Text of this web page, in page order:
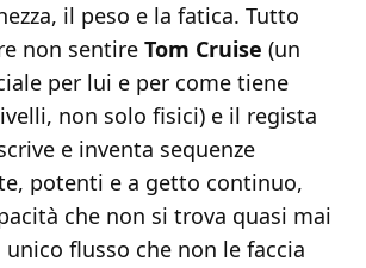
il peso e la fatica. Tutto
non sentire Tom Cruise (un
per lui e per come tiene
non solo fisici) e il regista
e inventa sequenze
potenti e a getto continuo,
che non si trova quasi mai
flusso che non le faccia